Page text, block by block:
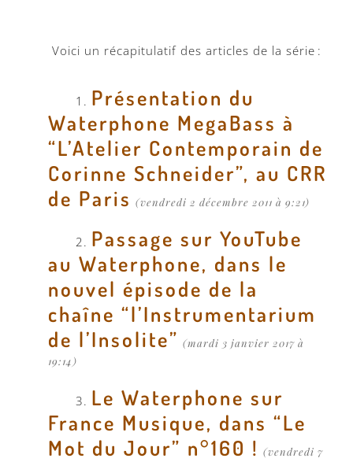
Voici un récapitulatif des articles de la série :
Présentation du
Waterphone MegaBass à
“L’Atelier Contemporain de
Corinne Schneider”, au CRR
de Paris (vendredi 2 décembre 2011 à 9:21)
Passage sur YouTube
au Waterphone, dans le
nouvel épisode de la
chaîne “l’Instrumentarium
de l’Insolite” (mardi 3 janvier 2017 à
19:14)
Le Waterphone sur
France Musique, dans “Le
Mot du Jour” n°160 ! (vendredi 7